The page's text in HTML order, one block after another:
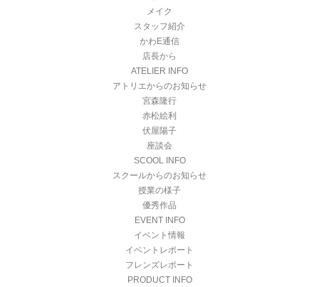
メイク
スタッフ紹介
かわE通信
店長から
ATELIER INFO
アトリエからのお知らせ
宮森隆行
赤松絵利
伏屋陽子
座談会
SCOOL INFO
スクールからのお知らせ
授業の様子
優秀作品
EVENT INFO
イベント情報
イベントレポート
フレンズレポート
PRODUCT INFO